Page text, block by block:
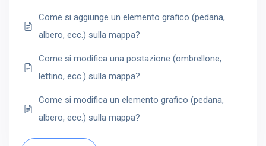
Come si aggiunge un elemento grafico (pedana,
albero, ecc.) sulla mappa?
Come si modifica una postazione (ombrellone,
lettino, ecc.) sulla mappa?
Come si modifica un elemento grafico (pedana,
albero, ecc.) sulla mappa?